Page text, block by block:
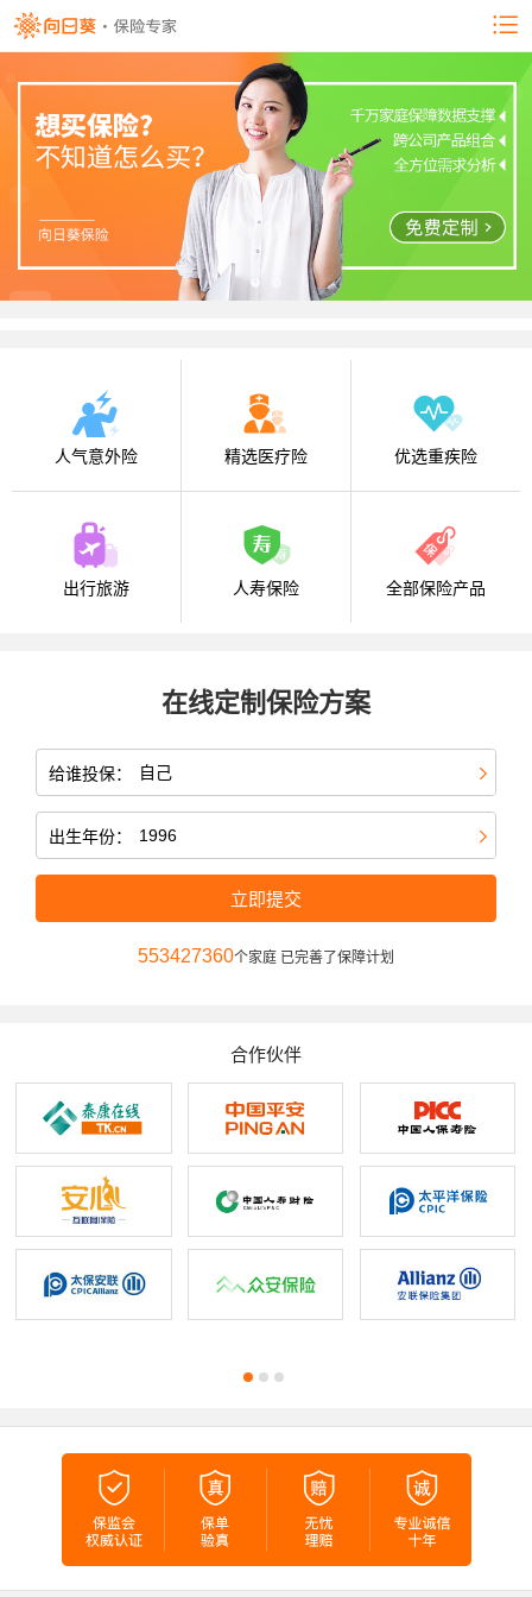
人气意外险 精选医疗险 优选重疾险
出行旅游 人寿保险 全部保险产品
在线定制保险方案
给谁投保：
出生年份：
立即提交
553427361个家庭 已完善了保障计划
合作伙伴